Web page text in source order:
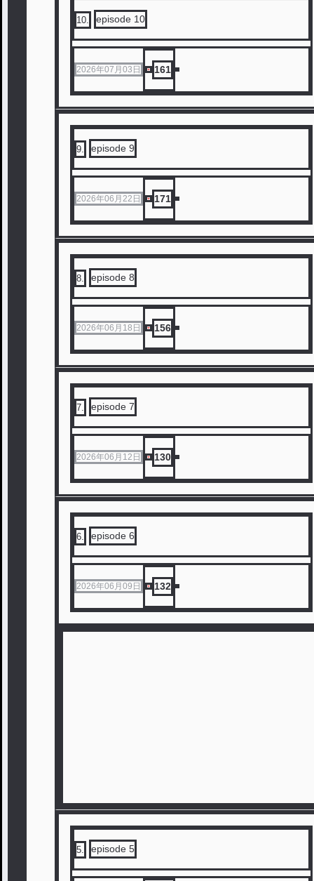
10 episode 10
2026年07月03日 161
9 episode 9
2026年06月22日 171
8 episode 8
2026年06月18日 156
7 episode 7
2026年06月12日 130
6 episode 6
2026年06月09日 132
5 episode 5